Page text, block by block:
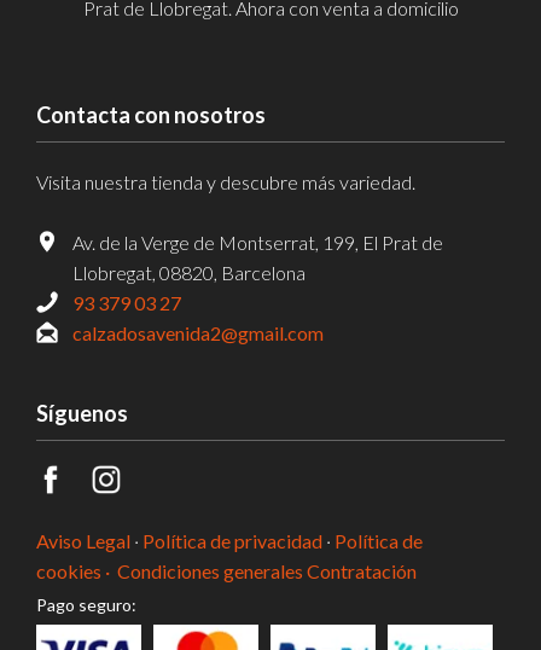
Prat de Llobregat. Ahora con venta a domicilio
Contacta con nosotros
Visita nuestra tienda y descubre más variedad.
Av. de la Verge de Montserrat, 199, El Prat de
Llobregat, 08820, Barcelona
93 379 03 27
calzadosavenida2@gmail.com
Síguenos
Aviso Legal · Política de privacidad · Política de
cookies · Condiciones generales Contratación
Pago seguro: